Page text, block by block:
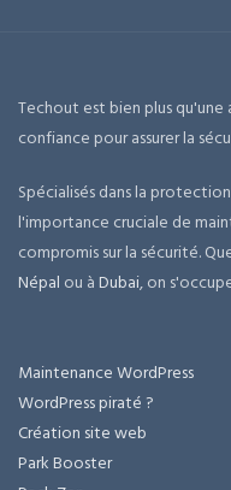
Techout est bien plus
confiance pour assurer la
Spécialisés dans la
l'importance cruciale de
compromis sur la sécurité.
Népal ou àDubai, on
Maintenance WordPress
WordPress piraté ?
Création site web
Park Booster